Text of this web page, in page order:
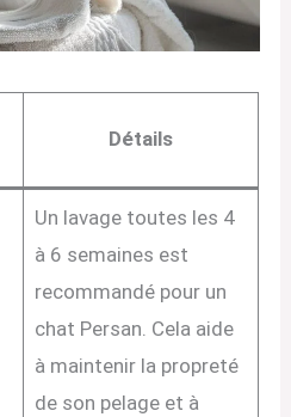
Détails
Un lavage toutes les 4
à 6 semaines est
recommandé pour un
chat Persan. Cela aide
à maintenir la propreté
de son pelage et à